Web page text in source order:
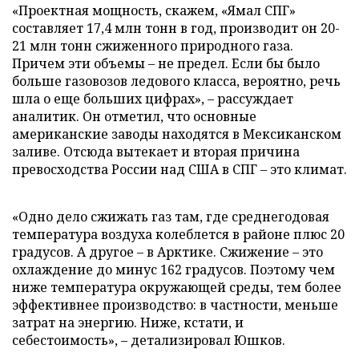
«Проектная мощность, скажем, «Ямал СПГ»
составляет 17,4 млн тонн в год, производит он 20-
21 млн тонн сжиженного природного газа.
Причем эти объемы – не предел. Если бы было
больше газовозов ледового класса, вероятно, речь
шла о еще больших цифрах», – рассуждает
аналитик. Он отметил, что основные
американские заводы находятся в Мексиканском
заливе. Отсюда вытекает и вторая причина
превосходства России над США в СПГ – это климат.
«Одно дело сжижать газ там, где среднегодовая
температура воздуха колеблется в районе плюс 20
градусов. А другое – в Арктике. Сжижение – это
охлаждение до минус 162 градусов. Поэтому чем
ниже температура окружающей среды, тем более
эффективнее производство: в частности, меньше
затрат на энергию. Ниже, кстати, и
себестоимость», – детализировал Юшков.